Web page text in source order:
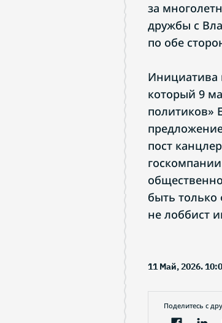
за
дружбы с
по обе
Инициатива
который 9
политиков»
пост
быть только
не лоббист
11 Май, 2026.
Поделитесь с